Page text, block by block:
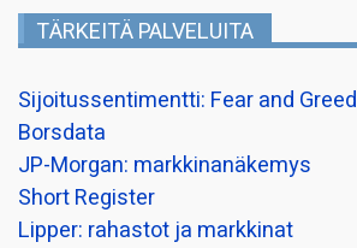
TÄRKEITÄ PALVELUITA
Sijoitussentimentti: Fear and Greed
Borsdata
JP-Morgan: markkinanäkemys
Short Register
Lipper: rahastot ja markkinat